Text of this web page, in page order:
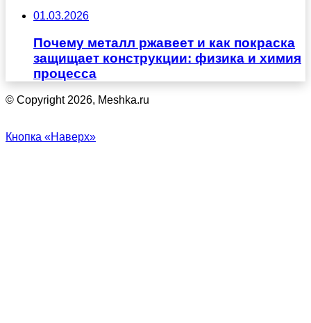
01.03.2026
Почему металл ржавеет и как покраска
защищает конструкции: физика и химия
процесса
© Copyright 2026, Meshka.ru
Кнопка «Наверх»